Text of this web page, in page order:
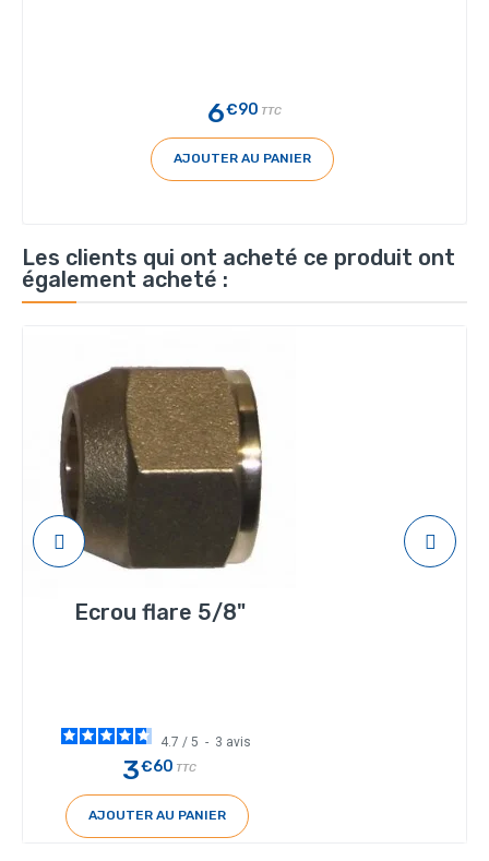
6€90 TTC
AJOUTER AU PANIER
Les clients qui ont acheté ce produit ont
également acheté :
Ecrou flare 5/8"
4.7 / 5 - 3 avis
3€60 TTC
AJOUTER AU PANIER